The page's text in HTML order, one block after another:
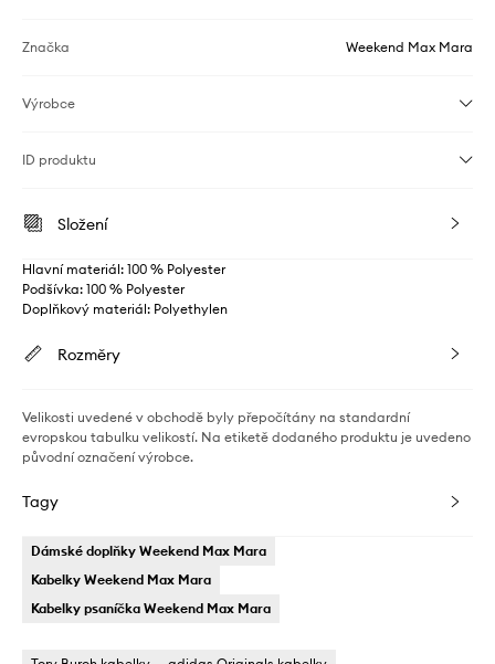
Značka Weekend Max Mara
Výrobce
ID produktu
Složení
Hlavní materiál: 100 % Polyester
Podšívka: 100 % Polyester
Doplňkový materiál: Polyethylen
Rozměry
Velikosti uvedené v obchodě byly přepočítány na standardní
evropskou tabulku velikostí. Na etiketě dodaného produktu je uvedeno
původní označení výrobce.
Tagy
Dámské doplňky Weekend Max Mara
Kabelky Weekend Max Mara
Kabelky psaníčka Weekend Max Mara